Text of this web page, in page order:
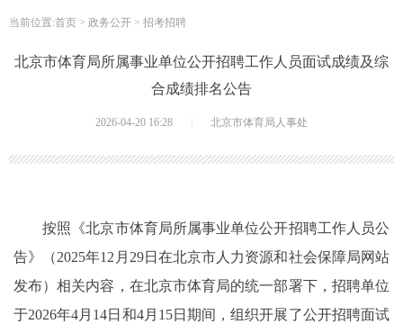
当前位置:首页 > 政务公开 > 招考招聘
北京市体育局所属事业单位公开招聘工作人员面试成绩及综
合成绩排名公告
2026-04-20 16:28 北京市体育局人事处
按照《北京市体育局所属事业单位公开招聘工作人员公
告》（2025年12月29日在北京市人力资源和社会保障局网站
发布）相关内容，在北京市体育局的统一部署下，招聘单位
于2026年4月14日和4月15日期间，组织开展了公开招聘面试